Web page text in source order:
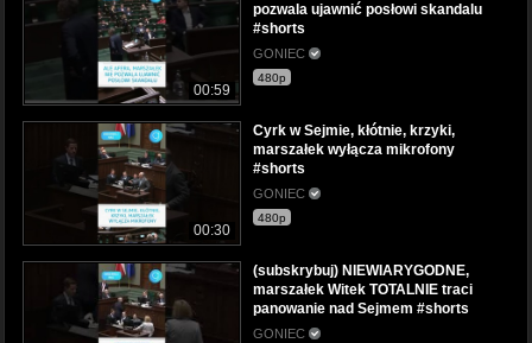
00:59
pozwala ujawnić posłowi skandalu
#shorts
GONIEC
480p
00:30
Cyrk w Sejmie, kłótnie, krzyki,
marszałek wyłącza mikrofony
#shorts
GONIEC
480p
(subskrybuj) NIEWIARYGODNE,
marszałek Witek TOTALNIE traci
panowanie nad Sejmem #shorts
GONIEC